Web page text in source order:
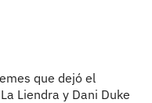
que dejó el
Liendra y Dani Duke